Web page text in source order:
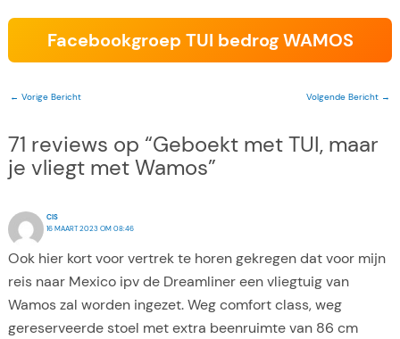
Facebookgroep TUI bedrog WAMOS
← Vorige Bericht Volgende Bericht →
71 reviews op “Geboekt met TUI, maar
je vliegt met Wamos”
CIS
16 MAART 2023 OM 08:46
Ook hier kort voor vertrek te horen gekregen dat voor mijn
reis naar Mexico ipv de Dreamliner een vliegtuig van
Wamos zal worden ingezet. Weg comfort class, weg
gereserveerde stoel met extra beenruimte van 86 cm